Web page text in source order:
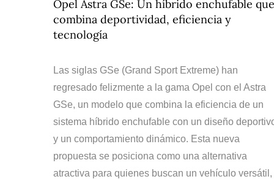
Opel Astra GSe: Un híbrido enchufable que
combina deportividad, eficiencia y
tecnología
Las siglas GSe (Grand Sport Extreme) han
regresado felizmente a la gama Opel con el Astra
GSe, un modelo que combina la eficiencia de un
sistema híbrido enchufable con un diseño
y un comportamiento dinámico. Esta nueva
propuesta se posiciona como una alternativa
atractiva para quienes buscan un vehículo versátil,